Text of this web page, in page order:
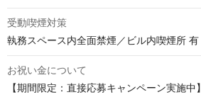
受動喫煙対策
執務スペース内全面禁煙／ビル内喫煙所 有
お祝い金について
【期間限定：直接応募キャンペーン実施中】